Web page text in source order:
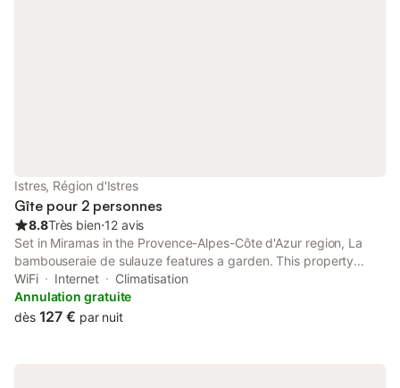
Istres, Région d'Istres
Gîte pour 2 personnes
8.8Très bien⋅12 avis
Set in Miramas in the Provence-Alpes-Côte d'Azur region, La
bambouseraie de sulauze features a garden. This property
offers access to a terrace, free private parking and free WiFi.
WiFi Internet
Climatisation
Annulation gratuite
dès 127 € par nuit